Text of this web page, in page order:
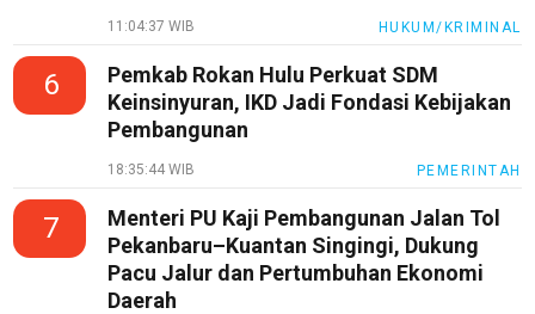
11:04:37 WIB HUKUM/KRIMINAL
6
Pemkab Rokan Hulu Perkuat SDM
Keinsinyuran, IKD Jadi Fondasi Kebijakan
Pembangunan
18:35:44 WIB PEMERINTAH
7
Menteri PU Kaji Pembangunan Jalan Tol
Pekanbaru–Kuantan Singingi, Dukung
Pacu Jalur dan Pertumbuhan Ekonomi
Daerah